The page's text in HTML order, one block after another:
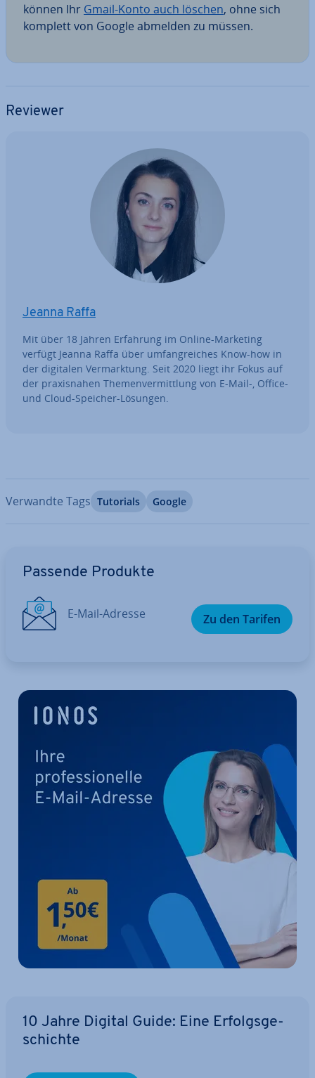
können Ihr Gmail-Konto auch löschen, ohne sich
komplett von Google abmelden zu müssen.
Reviewer
Jeanna Raffa
Mit über 18 Jahren Erfahrung im Online-Marketing
verfügt Jeanna Raffa über um­fang­rei­ches Know-how in
der digitalen Ver­mark­tung. Seit 2020 liegt ihr Fokus auf
der pra­xis­na­hen The­men­ver­mitt­lung von E-Mail-, Office-
und Cloud-Speicher-Lösungen.
Verwandte Tags Tutorials Google
Passende Produkte
E-Mail-Adresse Zu den Tarifen
10 Jahre Digital Guide: Eine Er­folgs­ge­
schich­te